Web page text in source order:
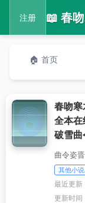
注册
🏠 首页
春吻寒
全本在
破雪曲
曲令姿
其他小说
最近更新
更新时间